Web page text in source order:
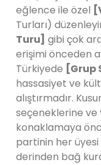
eğlence ile özel
Turları)
Turu] gibi çok
erişimi önceden
Türkiyede [Grup
hassasiyet ve
alıştırmadır.
seçeneklerine
konaklamaya
partinin her
derinden bağ